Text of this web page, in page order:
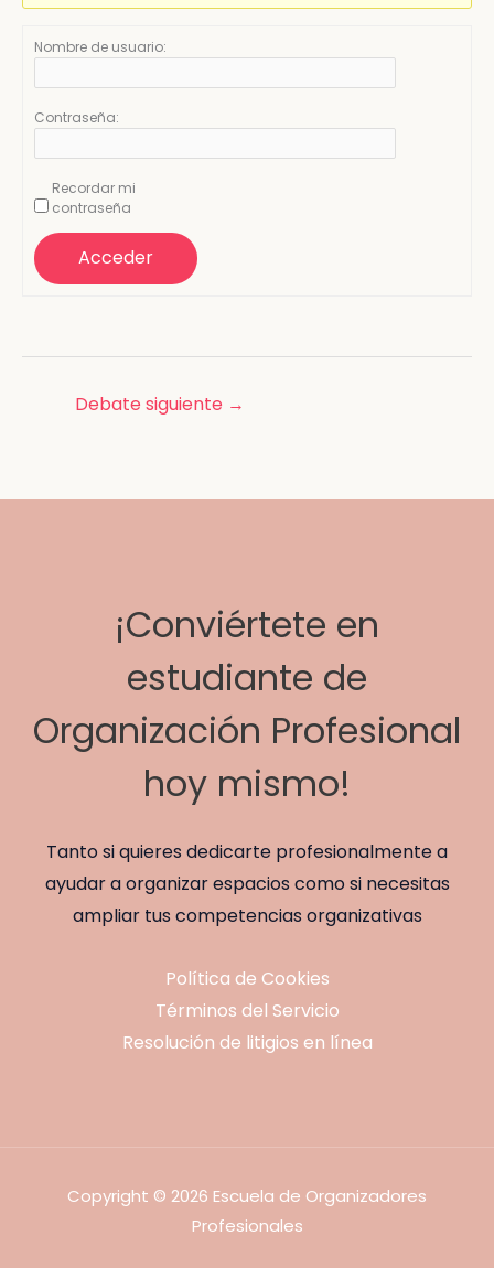
Nombre de usuario:
Contraseña:
Recordar mi
contraseña
Acceder
Debate siguiente →
¡Conviértete en
estudiante de
Organización Profesional
hoy mismo!
Tanto si quieres dedicarte profesionalmente a
ayudar a organizar espacios como si necesitas
ampliar tus competencias organizativas
Política de Cookies
Términos del Servicio
Resolución de litigios en línea
Copyright © 2026 Escuela de Organizadores
Profesionales